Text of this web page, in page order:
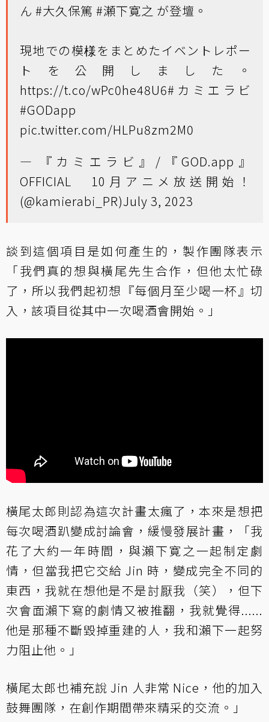
ん #大久保篤 #瀬下寛之 が登壇。
現地での模様をまとめたイベントレポー
トを公開しました。
https://t.co/wPc0he48U6#カミエラビ
#GODapp
pic.twitter.com/HLPu8zm2M0
— 『カミエラビ』/『GOD.app』
OFFICIAL 10月アニメ放送開始！
(@kamierabi_PR)July 3, 2023
談到這個項目是如何產生的，製作團隊表示
「我們真的想與橫尾先生合作，但他太忙碌
了，所以我們起初想『每個月至少喝一杯』切
入，該項目從其中一次喝酒會開始。」
橫尾太郎則認為這次計畫太瘋了，本來是想把
每次喝酒趴變成討論會，緩慢發展計畫，「我
花了大約一年時間，與瀨下寛之一起制定劇
情，但當我把它交給 Jin 時，變成完全不同的
東西，我就在想他是不是討厭我（笑），但下
次會面瀨下寫的劇情又被推翻，我就覺得......
他是那種不斷毀掉重建的人，我和瀨下一起努
力阻止他。」
橫尾太郎也補充說 Jin 人非常 Nice，他的加入
鼓舞團隊，在創作期間帶來精采的交流。」